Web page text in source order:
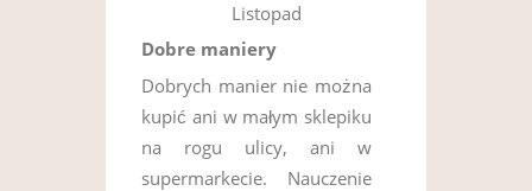
Listopad
Dobre maniery
Dobrych manier nie można
kupić ani w małym sklepiku
na rogu ulicy, ani w
supermarkecie. Nauczenie